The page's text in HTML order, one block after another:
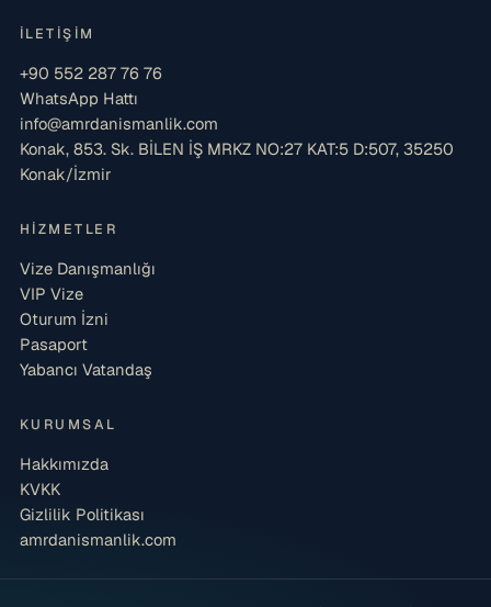
İLETIŞIM
+90 552 287 76 76
WhatsApp Hattı
info@amrdanismanlik.com
Konak, 853. Sk. BİLEN İŞ MRKZ NO:27 KAT:5 D:507, 35250
Konak/İzmir
HIZMETLER
Vize Danışmanlığı
VIP Vize
Oturum İzni
Pasaport
Yabancı Vatandaş
KURUMSAL
Hakkımızda
KVKK
Gizlilik Politikası
amrdanismanlik.com